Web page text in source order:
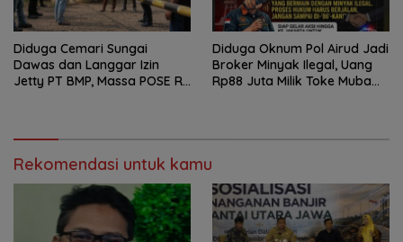
Diduga Cemari Sungai
Dawas dan Langgar Izin
Jetty PT BMP, Massa POSE RI
Diduga Oknum Pol Airud Jadi
Broker Minyak Ilegal, Uang
Rp88 Juta Milik Toke Muba
Rekomendasi untuk kamu